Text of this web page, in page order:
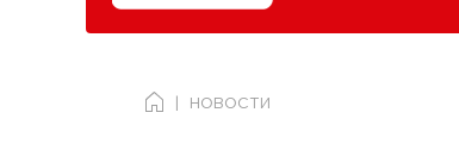
НОВОСТИ